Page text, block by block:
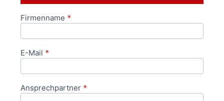
Anfrageformular
Firmenname *
E-Mail *
Ansprechpartner *